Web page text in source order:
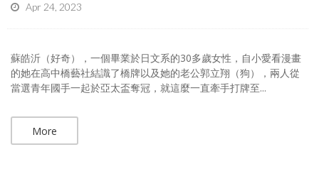
Apr 24, 2023
蘇皓沂（好奇），一個畢業於日文系的30多歲女性，自小愛看漫畫
的她在高中橋藝社結識了橋牌以及她的老公郭立翔（狗），兩人從
當選青年國手一起於亞太盃奪冠，就這麼一直牽手打牌至...
More